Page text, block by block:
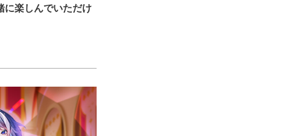
に楽しんでいただけ